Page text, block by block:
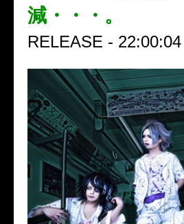
減・・・。
RELEASE - 22:00:04